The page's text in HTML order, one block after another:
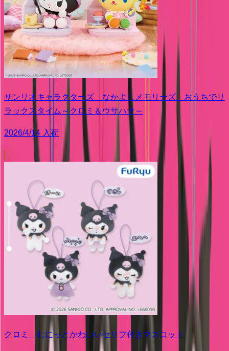
サンリオキャラクターズ なかよしメモリーズ おうちでリ
ラックスタイム～クロミ＆ウサハナ～
2026/4/14 入荷
クロミ むにっとかわいいセリフ付きマスコット